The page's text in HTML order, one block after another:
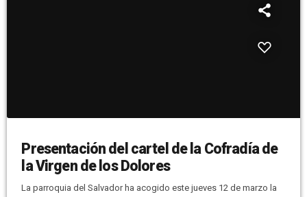
Presentación del cartel de la Cofradía de
la Virgen de los Dolores
La parroquia del Salvador ha acogido este jueves 12 de marzo la